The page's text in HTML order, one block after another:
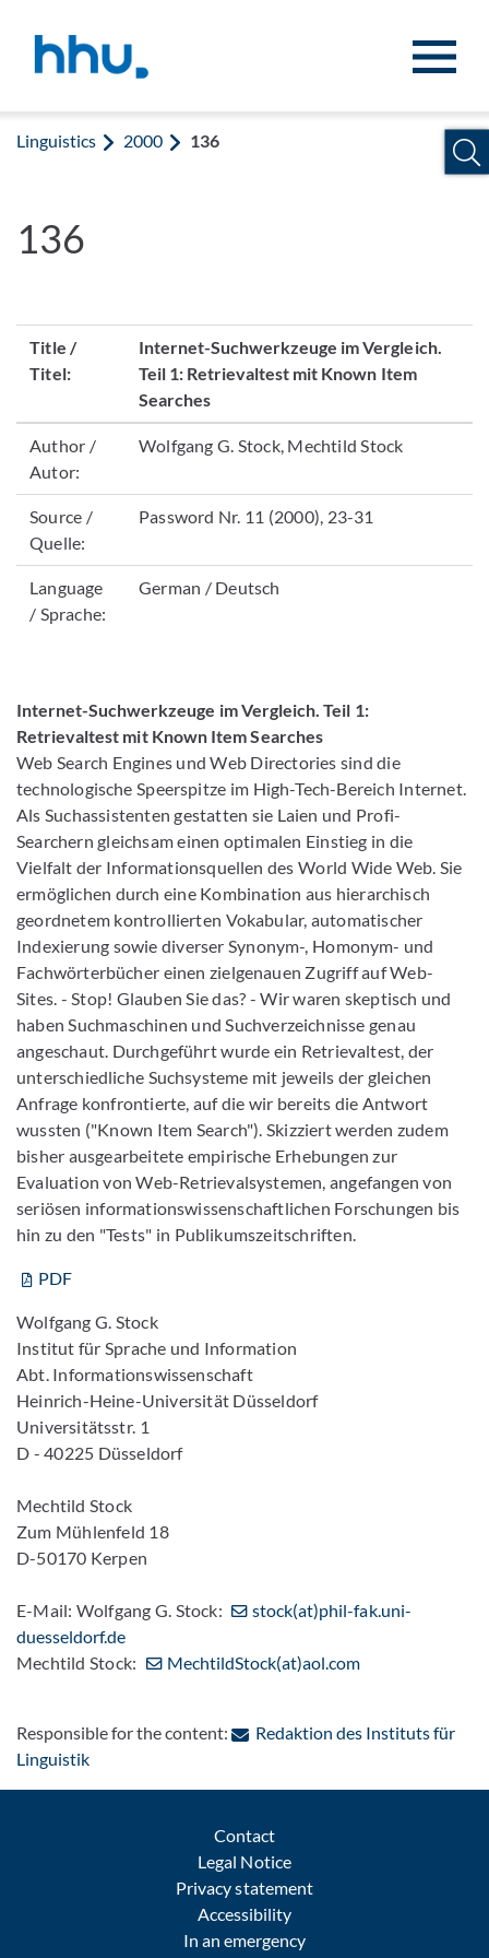
Linguistics 2000 136
136
Title /
Titel:
Internet-Suchwerkzeuge im Vergleich.
Teil 1: Retrievaltest mit Known Item
Searches
Author /
Autor:
Wolfgang G. Stock, Mechtild Stock
Source /
Quelle:
Password Nr. 11 (2000), 23-31
Language
/ Sprache:
German / Deutsch
Internet-Suchwerkzeuge im Vergleich. Teil 1:
Retrievaltest mit Known Item Searches
Web Search Engines und Web Directories sind die
technologische Speerspitze im High-Tech-Bereich Internet.
Als Suchassistenten gestatten sie Laien und Profi-
Searchern gleichsam einen optimalen Einstieg in die
Vielfalt der Informationsquellen des World Wide Web. Sie
ermöglichen durch eine Kombination aus hierarchisch
geordnetem kontrollierten Vokabular, automatischer
Indexierung sowie diverser Synonym-, Homonym- und
Fachwörterbücher einen zielgenauen Zugriff auf Web-
Sites. - Stop! Glauben Sie das? - Wir waren skeptisch und
haben Suchmaschinen und Suchverzeichnisse genau
angeschaut. Durchgeführt wurde ein Retrievaltest, der
unterschiedliche Suchsysteme mit jeweils der gleichen
Anfrage konfrontierte, auf die wir bereits die Antwort
wussten ("Known Item Search"). Skizziert werden zudem
bisher ausgearbeitete empirische Erhebungen zur
Evaluation von Web-Retrievalsystemen, angefangen von
seriösen informationswissenschaftlichen Forschungen bis
hin zu den "Tests" in Publikumszeitschriften.
PDF
Wolfgang G. Stock
Institut für Sprache und Information
Abt. Informationswissenschaft
Heinrich-Heine-Universität Düsseldorf
Universitätsstr. 1
D - 40225 Düsseldorf
Mechtild Stock
Zum Mühlenfeld 18
D-50170 Kerpen
E-Mail: Wolfgang G. Stock:
stock(at)phil-fak.uni-
duesseldorf.de
Mechtild Stock:
MechtildStock(at)aol.com
Responsible for the content:
Redaktion des Instituts für
Linguistik: Contact by e-mail
Contact
Legal Notice
Privacy statement
Accessibility
In an emergency